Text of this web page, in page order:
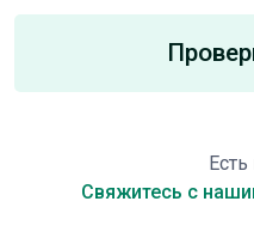
Свяжитесь с